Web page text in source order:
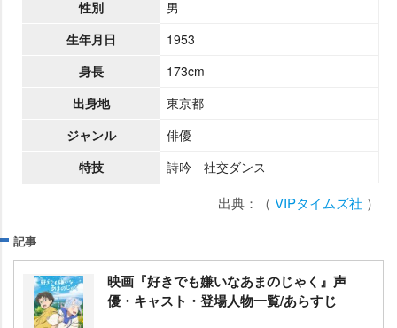
性別
男
生年月日
1953
身長
173cm
出身地
東京都
ジャンル
俳優
特技
詩吟 社交ダンス
出典：（ VIPタイムズ社 ）
記事
映画『好きでも嫌いなあまのじゃく』声
優・キャスト・登場人物一覧/あらすじ